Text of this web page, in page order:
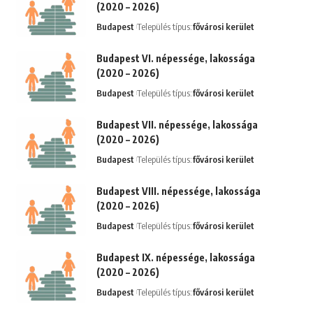
(2020 – 2026)
Budapest Település típus:fővárosi kerület
Budapest VI. népessége, lakossága
(2020 – 2026)
Budapest Település típus:fővárosi kerület
Budapest VII. népessége, lakossága
(2020 – 2026)
Budapest Település típus:fővárosi kerület
Budapest VIII. népessége, lakossága
(2020 – 2026)
Budapest Település típus:fővárosi kerület
Budapest IX. népessége, lakossága
(2020 – 2026)
Budapest Település típus:fővárosi kerület